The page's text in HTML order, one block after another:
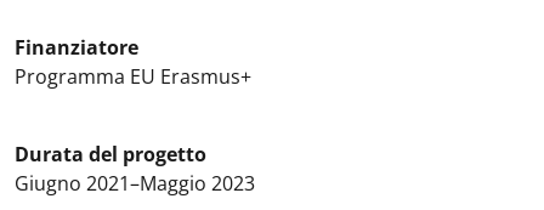
Finanziatore
Programma EU Erasmus+
Durata del progetto
Giugno 2021–Maggio 2023